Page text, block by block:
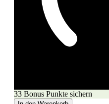
33 Bonus Punkte sichern